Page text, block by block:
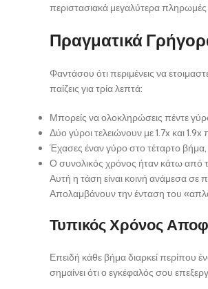
περιστασιακά μεγαλύτερα
Πραγματικά
Φαντάσου ότι περιμένεις να
παίζεις για τρία λεπτά:
Μπορείς να ολοκληρώσεις πέντε
Δύο γύροι τελειώνουν με 1.7x και
Έχασες έναν γύρο στο τέταρτο
Ο συνολικός χρόνος ήταν κάτω από
Αυτή η τάση είναι κοινή ανάμεσα σε
Απολαμβάνουν την ένταση του
Τυπικός Χρόνος
Επειδή κάθε βήμα διαρκεί περίπου
σημαίνει ότι ο εγκέφαλός σου